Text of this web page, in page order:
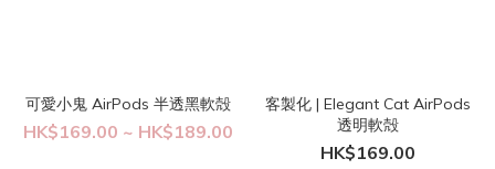
可愛小鬼 AirPods 半透黑軟殻
HK$169.00 ~ HK$189.00
客製化 | Elegant Cat AirPods
透明軟殻
HK$169.00